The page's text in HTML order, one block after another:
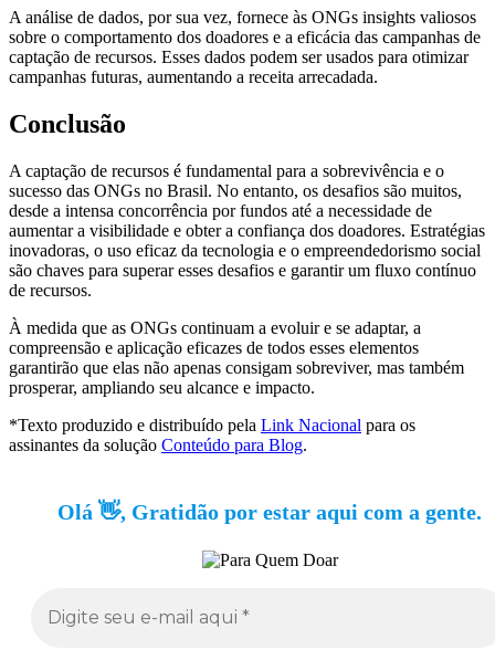
A análise de dados, por sua vez, fornece às ONGs insights valiosos
sobre o comportamento dos doadores e a eficácia das campanhas de
captação de recursos. Esses dados podem ser usados para otimizar
campanhas futuras, aumentando a receita arrecadada.
Conclusão
A captação de recursos é fundamental para a sobrevivência e o
sucesso das ONGs no Brasil. No entanto, os desafios são muitos,
desde a intensa concorrência por fundos até a necessidade de
aumentar a visibilidade e obter a confiança dos doadores. Estratégias
inovadoras, o uso eficaz da tecnologia e o empreendedorismo social
são chaves para superar esses desafios e garantir um fluxo contínuo
de recursos.
À medida que as ONGs continuam a evoluir e se adaptar, a
compreensão e aplicação eficazes de todos esses elementos
garantirão que elas não apenas consigam sobreviver, mas também
prosperar, ampliando seu alcance e impacto.
*Texto produzido e distribuído pela Link Nacional para os
assinantes da solução Conteúdo para Blog.
Olá 👋, Gratidão por estar aqui com a gente.